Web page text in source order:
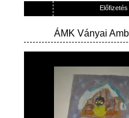
Előfizetés
ÁMK Ványai